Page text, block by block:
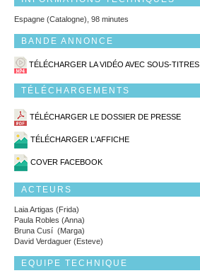
Espagne (Catalogne), 98 minutes
BANDE ANNONCE
TÉLÉCHARGER LA VIDÉO AVEC SOUS-TITRES
TÉLÉCHARGEMENTS
TÉLÉCHARGER LE DOSSIER DE PRESSE
TÉLÉCHARGER L'AFFICHE
COVER FACEBOOK
ACTEURS
Laia Artigas (Frida)
Paula Robles (Anna)
Bruna Cusí (Marga)
David Verdaguer (Esteve)
EQUIPE TECHNIQUE